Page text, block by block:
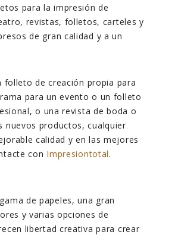
para la impresión de
revistas, folletos, carteles y
de gran calidad y a un
folleto de creación propia para
para un evento o un folleto
o una revista de boda o
nuevos productos, cualquier
calidad y en las mejores
con Impresiontotal.
de papeles, una gran
y varias opciones de
libertad creativa para crear